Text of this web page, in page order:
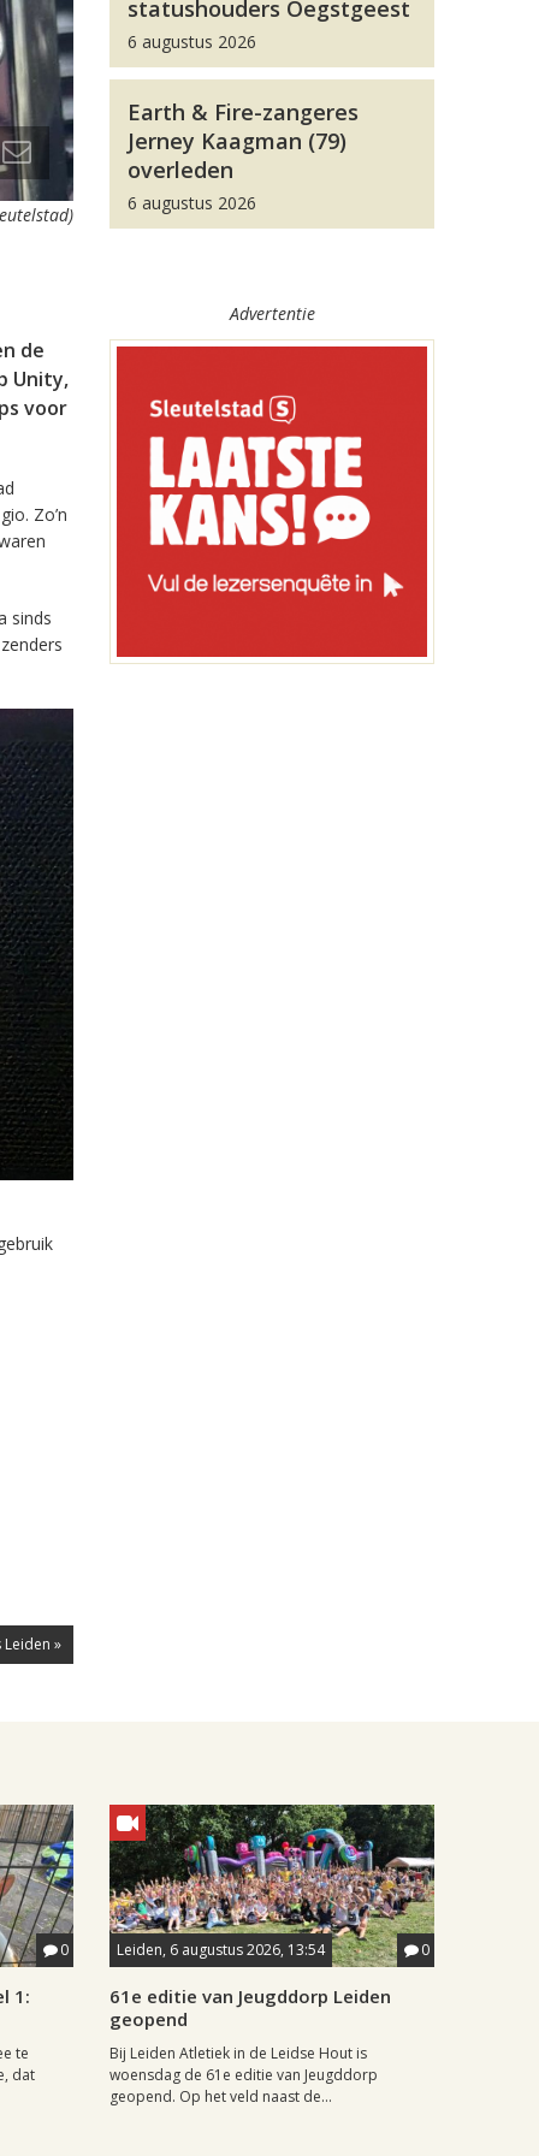
de
Unity,
voor
Zo’n
sinds
»
statushouders Oegstgeest
6 augustus 2026
Earth & Fire-zangeres
Jerney Kaagman (79)
overleden
6 augustus 2026
Advertentie
0
1:
te
dat
Leiden, 6 augustus 2026, 13:54 0
61e editie van Jeugddorp Leiden
geopend
Bij Leiden Atletiek in de Leidse Hout is
woensdag de 61e editie van Jeugddorp
geopend. Op het veld naast de...